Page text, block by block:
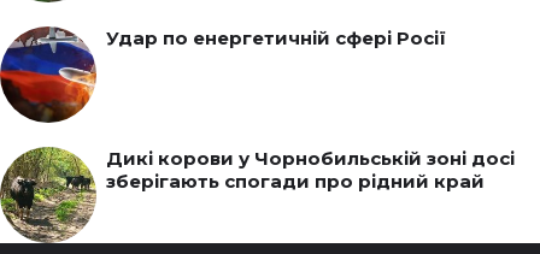
Удар по енергетичній сфері Росії
Дикі корови у Чорнобильській зоні досі
зберігають спогади про рідний край